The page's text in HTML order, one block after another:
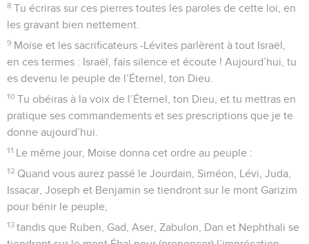
commandements que je vous donne aujourd’hui, pour te
rallier à d’autres dieux et pour leur rendre un culte.
Menaces de malheur
15 Mais si tu n’obéis pas à la voix de l’Éternel, ton Dieu, si tu
n’observes pas et ne mets pas en pratique tous ses
commandements et toutes ses prescriptions que je te donne
aujourd’hui, voici toutes les malédictions qui viendront sur
toi et qui t’atteindront :
Tu seras maudit dans la ville, et tu seras maudit dans la
campagne.
17 Ta corbeille et ta huche seront maudites.
18 Le fruit de tes entrailles, le fruit de ton sol, la reproduction